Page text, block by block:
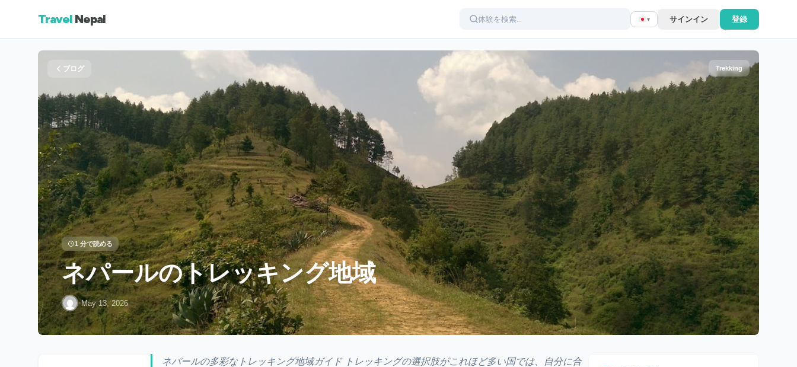
Travel Nepal ▾ サインイン 登録
ブログ Trekking
1 分で読める
ネパールのトレッキング地域
·May 13, 2026
ネパールの多彩なトレッキング地域ガイド トレッキングの選択肢がこれほど多い国では、自分に合